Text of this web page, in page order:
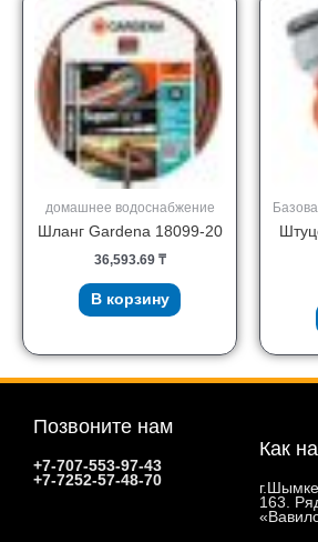
домашнее водоснабжение
Шланг Gardena 18099-20
36,593.69 ₸
В корзину
Позвоните нам
+7-707-553-97-43
+7-7252-57-48-70
Как
163.